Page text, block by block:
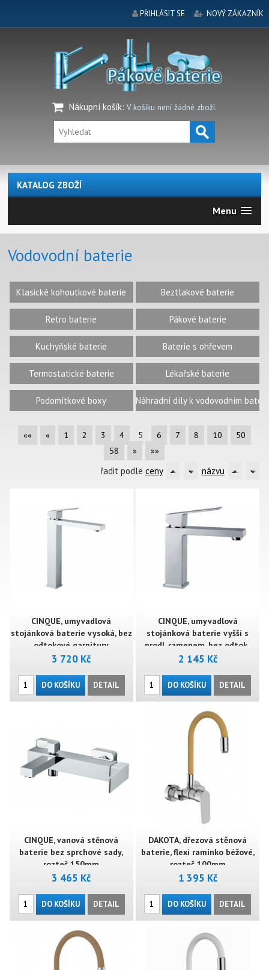
PŘIHLÁSIT SE NOVÝ ZÁKAZNÍK
Nákupní košík: V košíku není žádné zboží.
KATALOG ZBOŽÍ
Menu
Vodovodní baterie
Klasické kohoutkové baterie Beztlakové baterie
Retro baterie Pákové baterie
Kuchyňské baterie Baterie s ohřevem
Termostatické baterie Lékařské baterie
Podomítkové boxy Náhradní díly k vodovodním
«« « 1 2 3 4 5 6 7 8 10
50
58
» »»
řadit podle ceny názvu
CINQUE, umyvadlová
stojánková baterie vysoká, bez
odtokové garnitury
3 720 Kč
DO KOŠÍKU DETAIL
CINQUE, umyvadlová
stojánková baterie vyšší s
prodl. ramenem, bez odtok..
2 145 Kč
DO KOŠÍKU DETAIL
CINQUE, vanová stěnová
baterie bez sprchové sady,
rozteč 150mm
3 465 Kč
DO KOŠÍKU DETAIL
DAKOTA, dřezová stěnová
baterie, flexi ramínko béžové,
rozteč 100mm
1 395 Kč
DO KOŠÍKU DETAIL